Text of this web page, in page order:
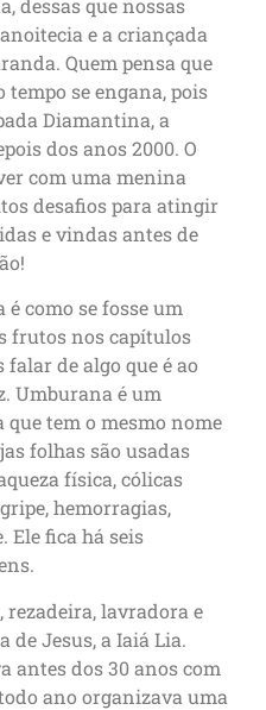
dessas que nossas
e a criançada
Quem pensa que
tempo se engana, pois
Diamantina, a
dos anos 2000. O
com uma menina
desafios para atingir
e vindas antes de
como se fosse um
frutos nos capítulos
de algo que é ao
Umburana é um
que tem o mesmo nome
folhas são usadas
física, cólicas
hemorragias,
Ele fica há seis
rezadeira, lavradora e
Jesus, a Iaiá Lia.
antes dos 30 anos com
ano organizava uma